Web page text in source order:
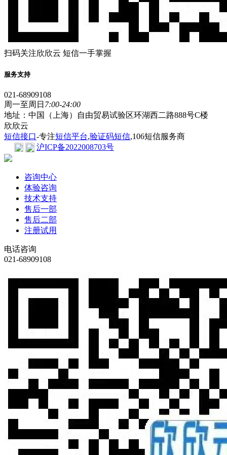
扫码关注欣欣云 短信一手掌握
服务支持
021-68909108
周一至周日 7:00-24:00
地址：中国（上海）自由贸易试验区环湖西二路888号C楼
欣欣云
短信接口-专注短信平台,验证码短信,106短信服务商
沪ICP备2022008703号
咨询中心
体验咨询
技术支持
售后一部
售后二部
注册试用
电话咨询
021-68909108